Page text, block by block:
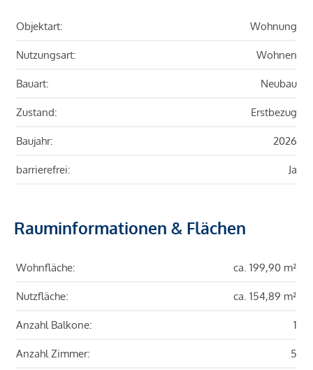
Objektart: Wohnung
Nutzungsart: Wohnen
Bauart: Neubau
Zustand: Erstbezug
Baujahr: 2026
barrierefrei: Ja
Rauminformationen & Flächen
Wohnfläche: ca. 199,90 m²
Nutzfläche: ca. 154,89 m²
Anzahl Balkone: 1
Anzahl Zimmer: 5